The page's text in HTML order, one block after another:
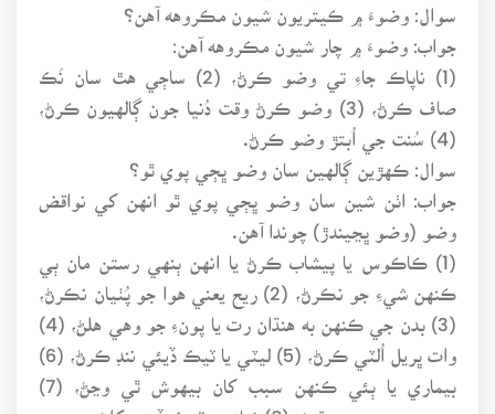
سوال: وضوءَ ۾ ڪيتريون شيون مڪروهه آهن؟
جواب: وضوءَ ۾ چار شيون مڪروهه آهن:
(1) ناپاڪ جاءِ تي وضو ڪرڻ، (2) ساڄي هٿ سان نَڪ
صاف ڪرڻ، (3) وضو ڪرڻ وقت دُنيا جون ڳالهيون ڪرڻ،
(4) سُنت جي اُبتڙ وضو ڪرڻ.
سوال: ڪهڙين ڳالهين سان وضو ڀڄي پوي ٿو؟
جواب: اٺن شين سان وضو ڀڄي پوي ٿو انهن کي نواقض
وضو (وضو ڀڃيندڙ) چوندا آهن.
(1) ڪاڪوس يا پيشاب ڪرڻ يا انهن ٻنهي رستن مان ٻي
ڪنهن شيءِ جو نڪرڻ، (2) ريح يعني هوا جو پُٺيان نڪرڻ،
(3) بدن جي ڪنهن به هنڌان رت يا پونءِ جو وهي هلڻ، (4)
وات ڀريل اُلٽي ڪرڻ، (5) ليٽي يا ٽيڪ ڏيئي ننڊ ڪرڻ، (6)
بيماري يا ٻئي ڪنهن سبب کان بيهوش ٿي وڃڻ، (7)
مجنون يعني چريو ٿيڻ، (8) نماز ۾ ٽهڪ ڏيئي کلڻ.